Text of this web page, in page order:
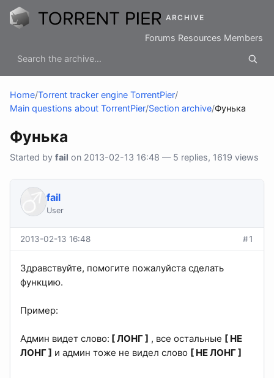
ARCHIVE
Forums Resources Members
Home/Torrent tracker engine TorrentPier/
Main questions about TorrentPier/Section archive/Фунька
Фунька
Started by fail on 2013-02-13 16:48 — 5 replies, 1619 views
fail
User
2013-02-13 16:48 #1
Здравствуйте, помогите пожалуйста сделать
функцию.
Пример:
Админ видет слово: [ ЛОНГ ] , все остальные [ НЕ
ЛОНГ ] и админ тоже не видел слово [ НЕ ЛОНГ ]